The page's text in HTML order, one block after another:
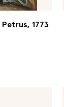
1773